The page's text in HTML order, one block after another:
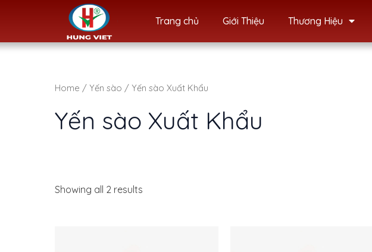
Trang chủ Giới Thiệu Thương Hiệu
Home / Yến sào / Yến sào Xuất Khẩu
Yến sào Xuất Khẩu
Showing all 2 results